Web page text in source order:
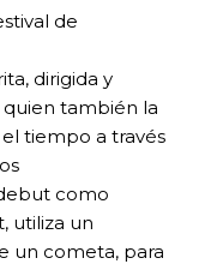
de
dirigida y
también la
tiempo a través
como
utiliza un
un cometa, para